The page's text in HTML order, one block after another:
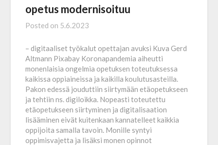
opetus modernisoituu
Posted on 5.6.2023
– digitaaliset työkalut opettajan avuksi Kuva Gerd
Altmann Pixabay Koronapandemia aiheutti
monenlaisia ongelmia opetuksen toteutuksessa
kaikissa oppiaineissa ja kaikilla koulutusasteilla.
Pakon edessä jouduttiin siirtymään etäopetukseen
ja tehtiin ns. digiloikka. Nopeasti toteutettu
etäopetukseen siirtyminen ja digitalisaation
lisääminen eivät kuitenkaan kannatelleet kaikkia
oppijoita samalla tavoin. Monille syntyi
oppimisvajetta ja lisäksi monen opinnot